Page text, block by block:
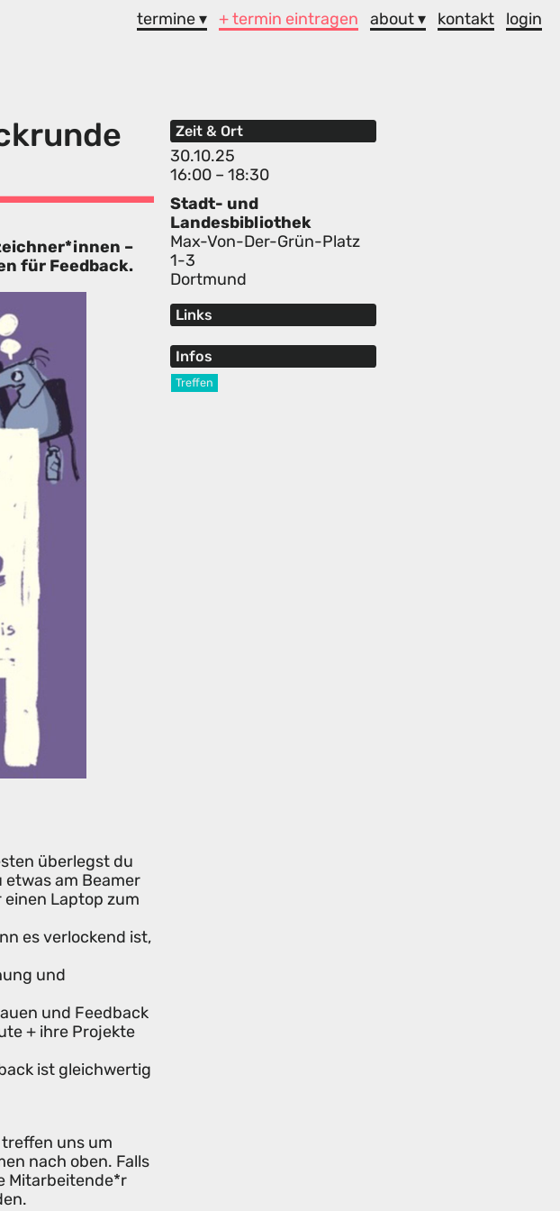
termine ▾ + termin eintragen about ▾ kontakt login
Zeit & Ort
30.10.25
16:00 – 18:30
Stadt- und
Landesbibliothek
Max-Von-Der-Grün-Platz
1-3
Dortmund
Links
Infos
Treffen
–
für Feedback.
überlegst du
am Beamer
Laptop zum
es verlockend ist,
und
und Feedback
+ ihre Projekte
ist gleichwertig
uns um
nach oben. Falls
Mitarbeitende*r